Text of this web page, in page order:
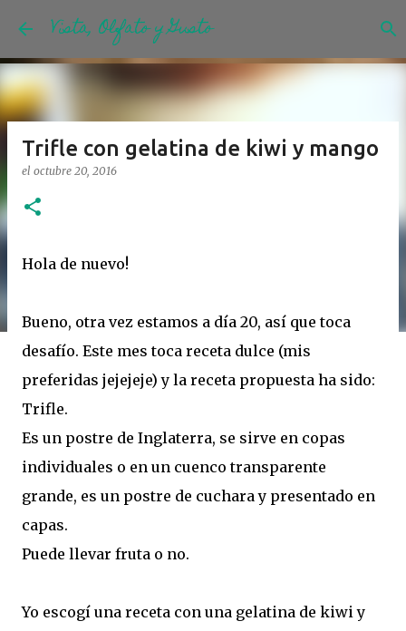
Ir al contenido principal
Vista, Olfato y Gusto
Trifle con gelatina de kiwi y mango
el octubre 20, 2016
Hola de nuevo!
Bueno, otra vez estamos a día 20, así que toca
desafío. Este mes toca receta dulce (mis
preferidas jejejeje) y la receta propuesta ha sido:
Trifle.
Es un postre de Inglaterra, se sirve en copas
individuales o en un cuenco transparente
grande, es un postre de cuchara y presentado en
capas.
Puede llevar fruta o no.
Yo escogí una receta con una gelatina de kiwi y